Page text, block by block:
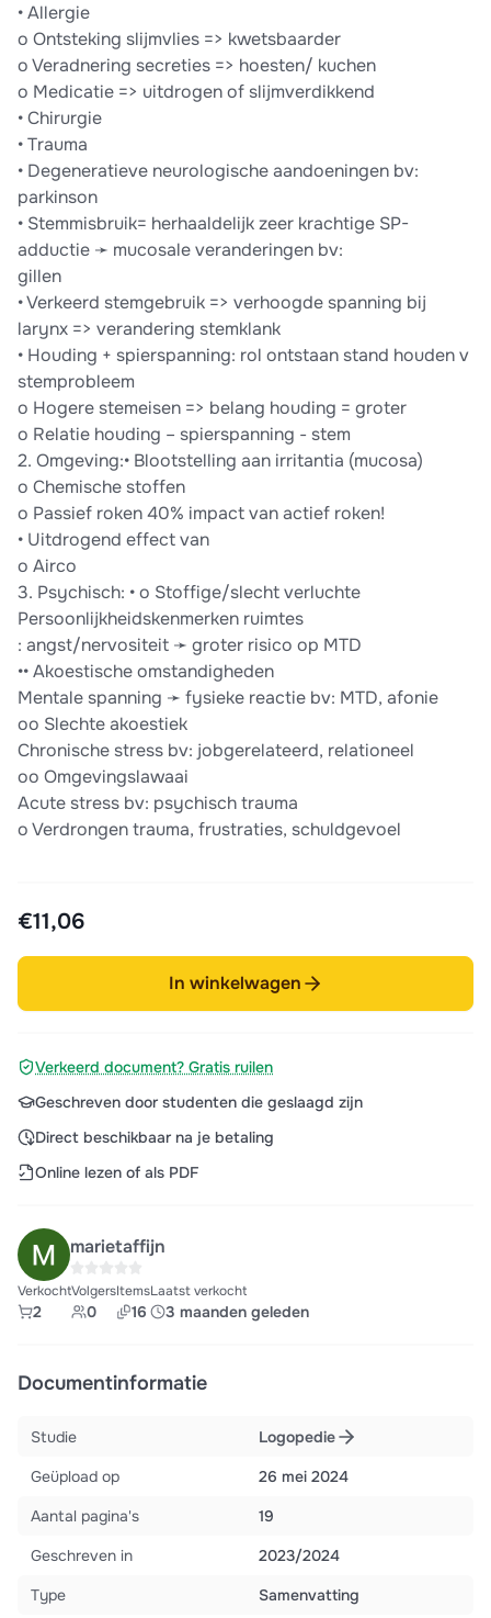
• Allergie
o Ontsteking slijmvlies => kwetsbaarder
o Veradnering secreties => hoesten/ kuchen
o Medicatie => uitdrogen of slijmverdikkend
• Chirurgie
• Trauma
• Degeneratieve neurologische aandoeningen bv:
parkinson
• Stemmisbruik= herhaaldelijk zeer krachtige SP-
adductie ➛ mucosale veranderingen bv:
gillen
• Verkeerd stemgebruik => verhoogde spanning bij
larynx => verandering stemklank
• Houding + spierspanning: rol ontstaan stand houden v
stemprobleem
o Hogere stemeisen => belang houding = groter
o Relatie houding – spierspanning - stem
2. Omgeving:• Blootstelling aan irritantia (mucosa)
o Chemische stoffen
o Passief roken 40% impact van actief roken!
• Uitdrogend effect van
o Airco
3. Psychisch: • o Stoffige/slecht verluchte
Persoonlijkheidskenmerken ruimtes
: angst/nervositeit ➛ groter risico op MTD
•• Akoestische omstandigheden
Mentale spanning ➛ fysieke reactie bv: MTD, afonie
oo Slechte akoestiek
Chronische stress bv: jobgerelateerd, relationeel
oo Omgevingslawaai
Acute stress bv: psychisch trauma
o Verdrongen trauma, frustraties, schuldgevoel
€11,06
In winkelwagen
Verkeerd document? Gratis ruilen
Geschreven door studenten die geslaagd zijn
Direct beschikbaar na je betaling
Online lezen of als PDF
marietaffijn
Verkocht
2
Volgers
0
Items
16
Laatst verkocht
3 maanden geleden
Documentinformatie
Studie
Logopedie
Geüpload op
26 mei 2024
Aantal pagina's
19
Geschreven in
2023/2024
Type
Samenvatting